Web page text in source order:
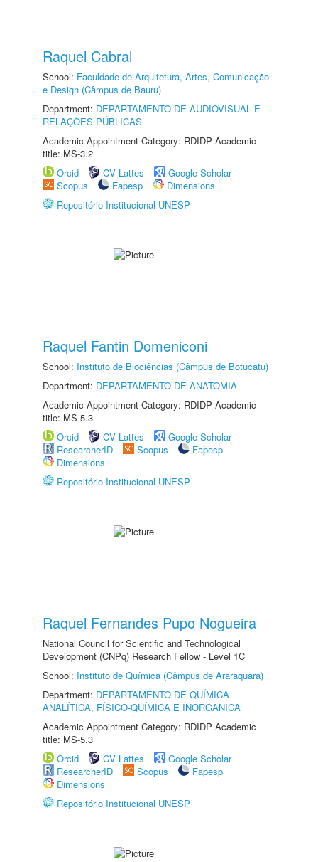
Raquel Cabral
School: Faculdade de Arquitetura, Artes, Comunicação
e Design (Câmpus de Bauru)
Department: DEPARTAMENTO DE AUDIOVISUAL E
RELAÇÕES PÚBLICAS
Academic Appointment Category: RDIDP Academic
title: MS-3.2
Orcid
CV Lattes
Google Scholar
Scopus
Fapesp
Dimensions
Repositório Institucional UNESP
Raquel Fantin Domeniconi
School: Instituto de Biociências (Câmpus de Botucatu)
Department: DEPARTAMENTO DE ANATOMIA
Academic Appointment Category: RDIDP Academic
title: MS-5.3
Orcid
CV Lattes
Google Scholar
ResearcherID
Scopus
Fapesp
Dimensions
Repositório Institucional UNESP
Raquel Fernandes Pupo Nogueira
National Council for Scientific and Technological
Development (CNPq) Research Fellow - Level 1C
School: Instituto de Química (Câmpus de Araraquara)
Department: DEPARTAMENTO DE QUÍMICA
ANALÍTICA, FÍSICO-QUÍMICA E INORGÂNICA
Academic Appointment Category: RDIDP Academic
title: MS-5.3
Orcid
CV Lattes
Google Scholar
ResearcherID
Scopus
Fapesp
Dimensions
Repositório Institucional UNESP